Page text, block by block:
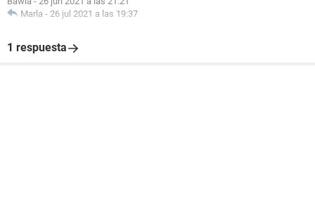
Marla - 26 jul 2021 a las 19:37
1 respuesta